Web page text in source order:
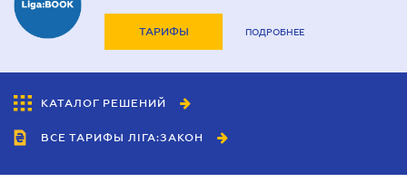
ТАРИФЫ ПОДРОБНЕЕ
КАТАЛОГ РЕШЕНИЙ
ВСЕ ТАРИФЫ ЛІГА:ЗАКОН